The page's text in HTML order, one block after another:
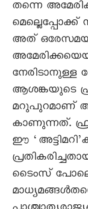
തന്നെ
അത്
നേരിടാനുള്ള
ആശങ്കയുടെ
മറുപുറമാണ്
കാണുന്നത്.
ഈ
ടെെംസ്